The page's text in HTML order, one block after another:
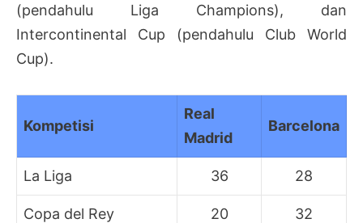
(pendahulu Liga Champions), dan
Intercontinental Cup (pendahulu Club World
Cup).
Kompetisi
Real
Madrid
Barcelona
La Liga 36 28
Copa del Rey 20 32